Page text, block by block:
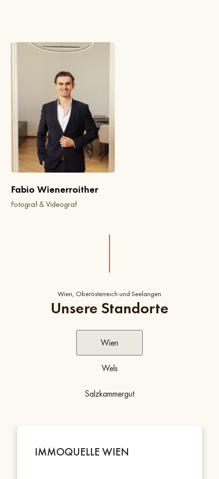
Fabio Wienerroither
Fotograf & Videograf
Wien, Oberösterreich und Seelangen
Unsere Standorte
Wien
Wels
Salzkammergut
IMMOQUELLE WIEN